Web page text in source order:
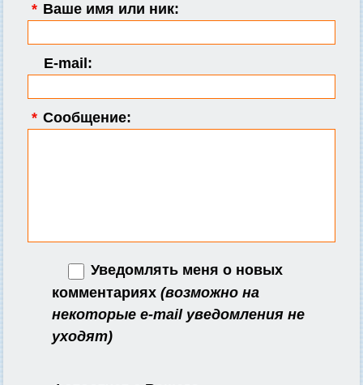
* Ваше имя или ник:
E-mail:
* Сообщение:
Уведомлять меня о новых
комментариях (возможно на
некоторые e-mail уведомления не
уходят)